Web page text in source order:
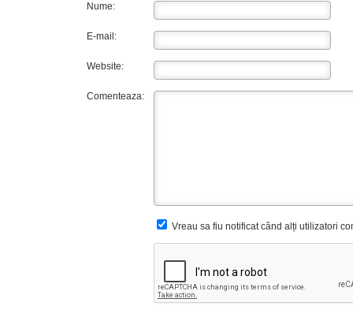
Nume:
E-mail:
Website:
Comenteaza:
Vreau sa fiu notificat când alți utilizatori